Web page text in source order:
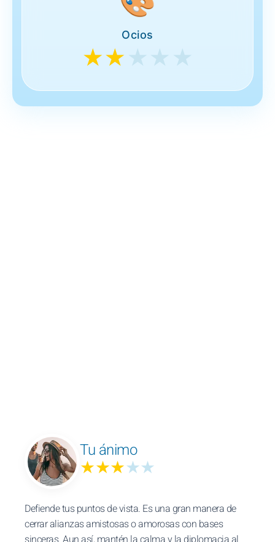
Ocios
★★ ★★★
Tu ánimo
★★★★★
Defiende tus puntos de vista. Es una gran manera de
cerrar alianzas amistosas o amorosas con bases